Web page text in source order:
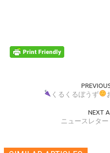
くるくるぼうず
NEXT
ニュースレタ